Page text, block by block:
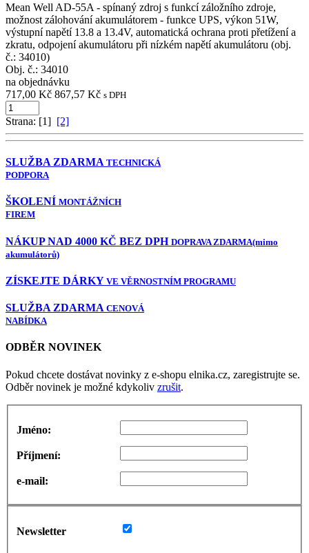
Mean Well AD-55A - spínaný zdroj s funkcí záložního zdroje,
možnost zálohování akumulátorem - funkce UPS, výkon 51W,
výstupní napětí 13.8 a 13.4V, automatická ochrana proti přetížení a
zkratu, odpojení akumulátoru při nízkém napětí akumulátoru (obj.
č.: 34010)
Obj. č.: 34010
na objednávku
717,00 Kč 867,57 Kč s DPH
Strana: [1] [2]
SLUŽBA ZDARMA TECHNICKÁ
PODPORA
ŠKOLENÍ MONTÁŽNÍCH
FIREM
NÁKUP NAD 4000 KČ BEZ DPH DOPRAVA ZDARMA(mimo
akumulátorů)
ZÍSKEJTE DÁRKY VE VĚRNOSTNÍM PROGRAMU
SLUŽBA ZDARMA CENOVÁ
NABÍDKA
ODBĚR NOVINEK
Pokud chcete dostávat novinky z e-shopu elnika.cz, zaregistrujte se.
Odběr novinek je možné kdykoliv zrušit.
Jméno:
Příjmení:
e-mail:
Newsletter